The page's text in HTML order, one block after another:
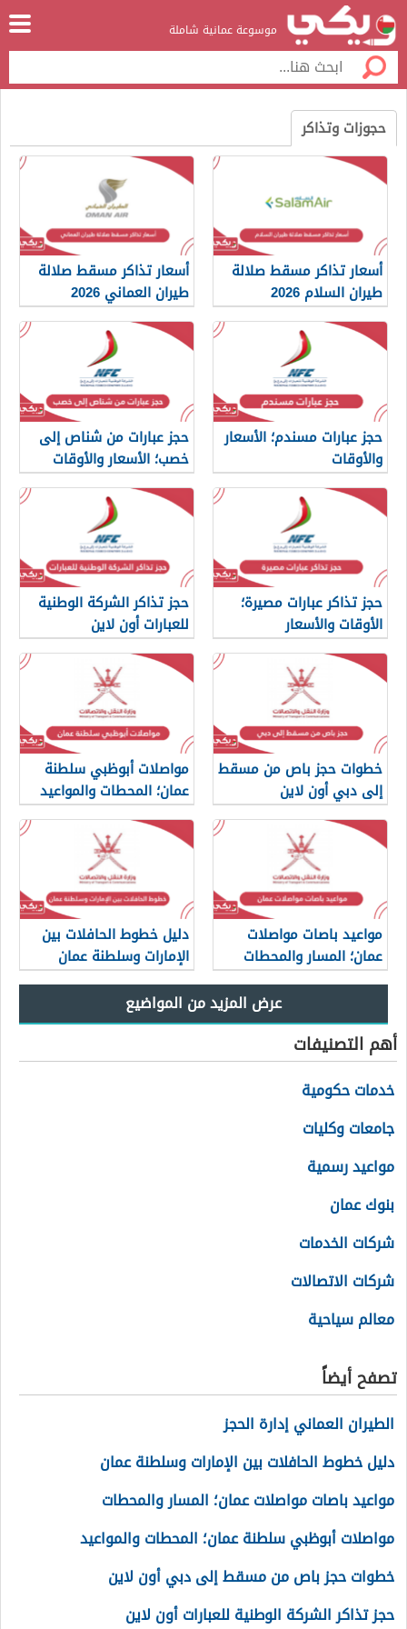
موسوعة عمانية شاملة
حجوزات وتذاكر
أسعار تذاكر مسقط صلالة
طيران السلام 2026
أسعار تذاكر مسقط صلالة
طيران العماني 2026
حجز عبارات مسندم؛ الأسعار
والأوقات
حجز عبارات من شناص إلى
خصب؛ الأسعار والأوقات
حجز تذاكر عبارات مصيرة؛
الأوقات والأسعار
حجز تذاكر الشركة الوطنية
للعبارات أون لاين
خطوات حجز باص من مسقط
إلى دبي أون لاين
مواصلات أبوظبي سلطنة
عمان؛ المحطات والمواعيد
مواعيد باصات مواصلات
عمان؛ المسار والمحطات
دليل خطوط الحافلات بين
الإمارات وسلطنة عمان
أهم التصنيفات
خدمات حكومية
جامعات وكليات
مواعيد رسمية
بنوك عمان
شركات الخدمات
شركات الاتصالات
معالم سياحية
تصفح أيضاً
الطيران العماني إدارة الحجز
دليل خطوط الحافلات بين الإمارات وسلطنة عمان
مواعيد باصات مواصلات عمان؛ المسار والمحطات
مواصلات أبوظبي سلطنة عمان؛ المحطات والمواعيد
خطوات حجز باص من مسقط إلى دبي أون لاين
حجز تذاكر الشركة الوطنية للعبارات أون لاين